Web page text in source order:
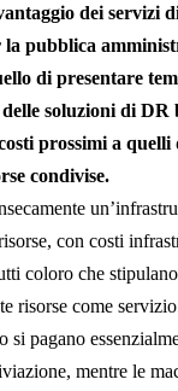
dei servizi
la pubblica
di presentare
soluzioni di DR
prossimi a quelli
condivise.
con costi
coloro che
risorse come
si pagano
mentre le